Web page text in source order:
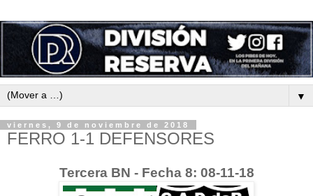
▼
viernes, 9 de noviembre de 2018
FERRO 1-1 DEFENSORES
Tercera BN - Fecha 8: 08-11-18